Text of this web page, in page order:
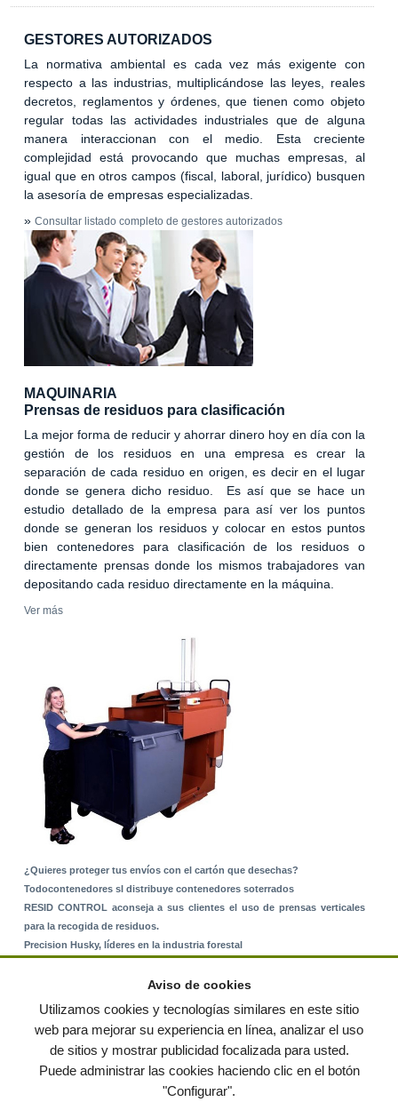
GESTORES AUTORIZADOS
La normativa ambiental es cada vez más exigente con
respecto a las industrias, multiplicándose las leyes, reales
decretos, reglamentos y órdenes, que tienen como objeto
regular todas las actividades industriales que de alguna
manera interaccionan con el medio. Esta creciente
complejidad está provocando que muchas empresas, al
igual que en otros campos (fiscal, laboral, jurídico) busquen
la asesoría de empresas especializadas.
» Consultar listado completo de gestores autorizados
MAQUINARIA
Prensas de residuos para clasificación
La mejor forma de reducir y ahorrar dinero hoy en día con la
gestión de los residuos en una empresa es crear la
separación de cada residuo en origen, es decir en el lugar
donde se genera dicho residuo. Es así que se hace un
estudio detallado de la empresa para así ver los puntos
donde se generan los residuos y colocar en estos puntos
bien contenedores para clasificación de los residuos o
directamente prensas donde los mismos trabajadores van
depositando cada residuo directamente en la máquina.
Ver más
¿Quieres proteger tus envíos con el cartón que desechas?
Todocontenedores sl distribuye contenedores soterrados
RESID CONTROL aconseja a sus clientes el uso de prensas verticales
para la recogida de residuos.
Precision Husky, líderes en la industria forestal
© residuos.com - Todos los derechos reservados Política de privacidad
Condiciones de uso|Contacto |Editores|Mapa web|Preguntas frecuentes|Publica
tus anuncios gratis!
Aviso de cookies
Utilizamos cookies y tecnologías similares en este sitio
web para mejorar su experiencia en línea, analizar el uso
de sitios y mostrar publicidad focalizada para usted.
Puede administrar las cookies haciendo clic en el botón
"Configurar".